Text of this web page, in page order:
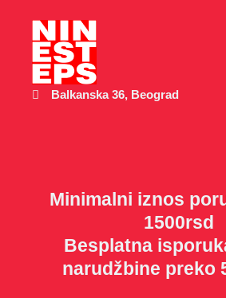
садржај
Balkanska 36, Beograd
Minimalni iznos
1500rsd
Besplatna
narudžbine preko